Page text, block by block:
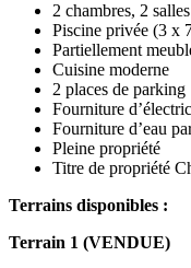
2 chambres, 2
Piscine privée (3 x
Partiellement
Cuisine moderne
2 places de parking
Fourniture
Fourniture d’eau
Pleine propriété
Titre de propriété
Terrains disponibles :
Terrain 1 (VENDUE)